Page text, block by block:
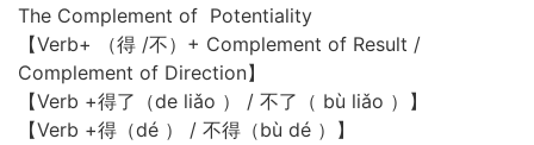
The Complement of Potentiality
【Verb+ （得 /不）+ Complement of Result /
Complement of Direction】
【Verb +得了（de liǎo ） / 不了（ bù liǎo ）】
【Verb +得（dé ） / 不得（bù dé ）】